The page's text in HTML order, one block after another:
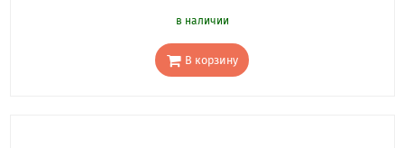
в наличии
В корзину